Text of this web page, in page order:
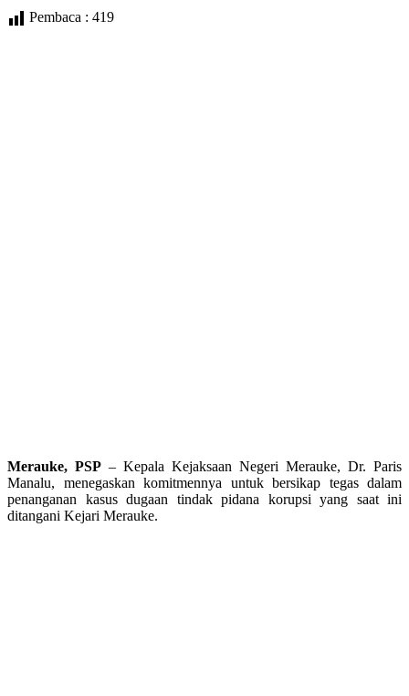
Pembaca : 419
Merauke, PSP – Kepala Kejaksaan Negeri Merauke, Dr. Paris
Manalu, menegaskan komitmennya untuk bersikap tegas dalam
penanganan kasus dugaan tindak pidana korupsi yang saat ini
ditangani Kejari Merauke.